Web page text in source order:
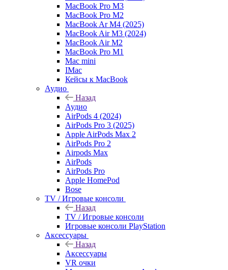
MacBook Pro M3
MacBook Pro M2
MacBook Ar M4 (2025)
MacBook Air M3 (2024)
MacBook Air M2
MacBook Pro M1
Mac mini
IMac
Кейсы к MacBook
Аудио
Назад
Аудио
AirPods 4 (2024)
AirPods Pro 3 (2025)
Apple AirPods Max 2
AirPods Pro 2
Airpods Max
AirPods
AirPods Pro
Apple HomePod
Bose
TV / Игровые консоли
Назад
TV / Игровые консоли
Игровые консоли PlayStation
Аксессуары
Назад
Аксессуары
VR очки